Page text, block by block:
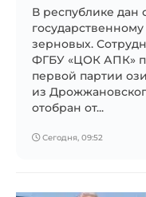
В республике дан
зерновых.
ФГБУ «ЦОК АПК»
первой партии
из
отобран от...
Сегодня, 09:52